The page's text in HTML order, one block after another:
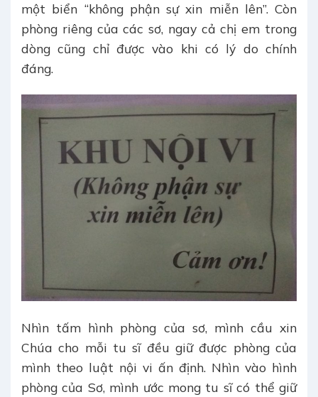
một biển “không phận sự xin miễn lên”. Còn
phòng riêng của các sơ, ngay cả chị em trong
dòng cũng chỉ được vào khi có lý do chính
đáng.
Nhìn tấm hình phòng của sơ, mình cầu xin
Chúa cho mỗi tu sĩ đều giữ được phòng của
mình theo luật nội vi ấn định. Nhìn vào hình
phòng của Sơ, mình ước mong tu sĩ có thể giữ